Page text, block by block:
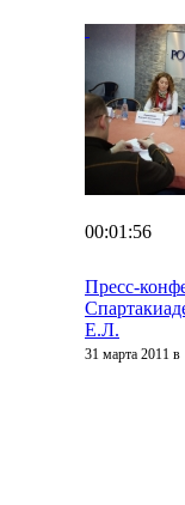
00:01:56
Пресс-
Е.Л.
31 марта 2011 в